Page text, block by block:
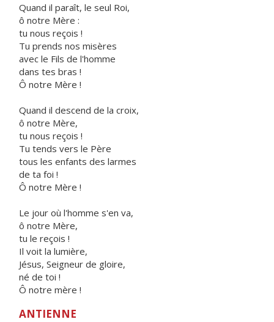
Quand il paraît, le seul Roi,
ô notre Mère :
tu nous reçois !
Tu prends nos misères
avec le Fils de l'homme
dans tes bras !
Ô notre Mère !
Quand il descend de la croix,
ô notre Mère,
tu nous reçois !
Tu tends vers le Père
tous les enfants des larmes
de ta foi !
Ô notre Mère !
Le jour où l'homme s'en va,
ô notre Mère,
tu le reçois !
Il voit la lumière,
Jésus, Seigneur de gloire,
né de toi !
Ô notre mère !
ANTIENNE